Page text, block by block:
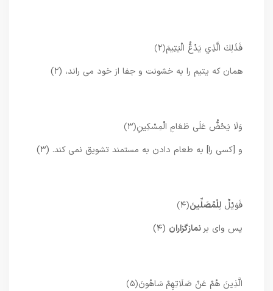
فَذَلِكَ الَّذِي يَدُعُّ الْيَتِيمَ﴿۲﴾
همان که یتیم را به خشونت و جفا از خود می راند، (۲)
وَلَا يَحُضُّ عَلَى طَعَامِ الْمِسْكِينِ﴿۳﴾
و [کسی را] به طعام دادن به مستمند تشویق نمی کند. (۳)
فَوَيْلٌ لِلْمُصَلِّينَ﴿۴﴾
پس وای بر نمازگزاران (۴)
الَّذِينَ هُمْ عَنْ صَلَاتِهِمْ سَاهُونَ﴿۵﴾